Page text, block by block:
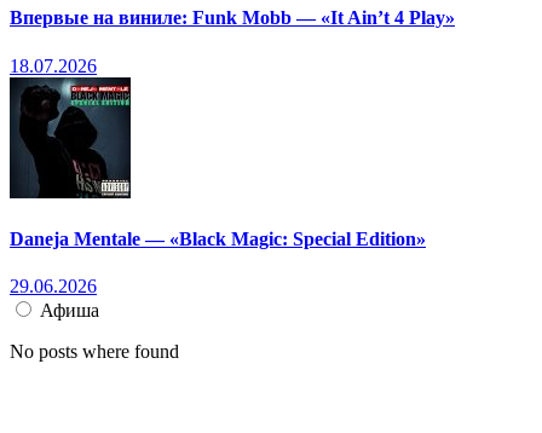
Впервые на виниле: Funk Mobb — «It Ain’t 4 Play»
18.07.2026
Daneja Mentale — «Black Magic: Special Edition»
29.06.2026
Афиша
No posts where found